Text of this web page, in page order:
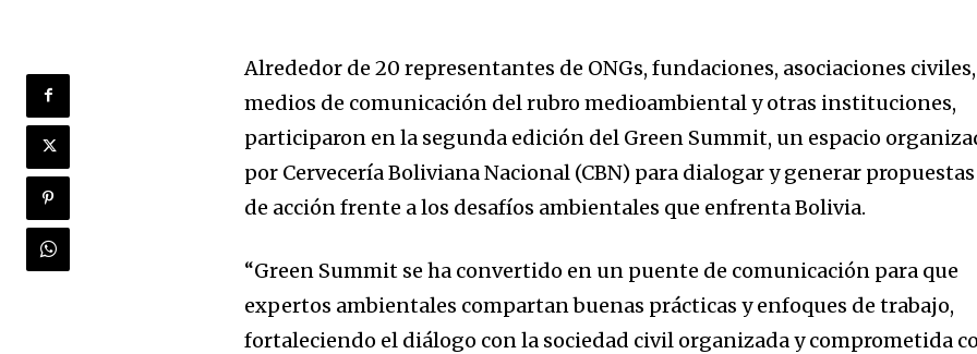
Alrededor de 20 representantes de ONGs, fundaciones, asociaciones civiles,
medios de comunicación del rubro medioambiental y otras instituciones,
participaron en la segunda edición del Green Summit, un espacio
por Cervecería Boliviana Nacional (CBN) para dialogar y generar propuestas
de acción frente a los desafíos ambientales que enfrenta Bolivia.
“Green Summit se ha convertido en un puente de comunicación para que
expertos ambientales compartan buenas prácticas y enfoques de trabajo,
fortaleciendo el diálogo con la sociedad civil organizada y comprometida